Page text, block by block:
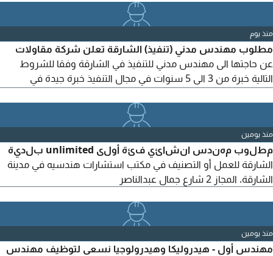
منذ يوم
مطلوب مهندس مدني (تنفيذ) الشارقة تعلن شركة مقاولات
عن حاجتها الى مهندس مدني للتنفيذ في الشارقة وفقا للشروط
التالية خبرة من 3 الى 5 سنوات في مجال التنفيذ خبرة جيدة في
القدرة على العمل الميداني وتحمل ضغط العمل الالتزام والانضباط
بمواعيد العمل متاح التقديم لكل الجنسيات المميزات راتب مجزي
حسب الخبرة + خط موبايل + سيارة
منذ يومين
مطلوب مهندس انشائي فئة أولى unlimited بلدية
الشارقة للعمل أو التصنيف في مكتب استشارات هندسيه في مدينة
الشارقة. المجاز 2 شارع جمال عبدالناصر
منذ يومين
مهندس أول - هيدروليكا وهيدرولوجيا نسعى لتوظيف مهندس